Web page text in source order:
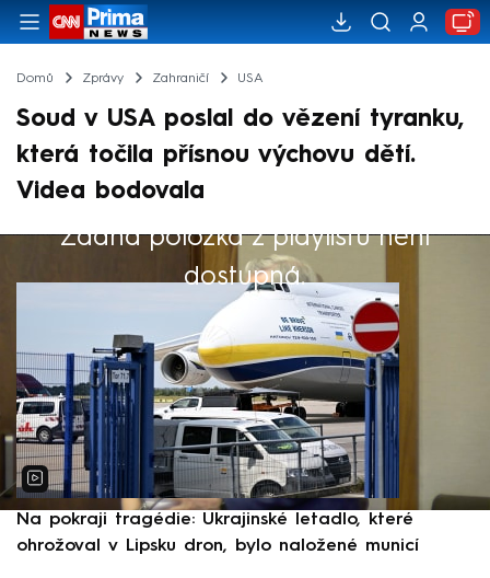
Domů Zprávy Zahraničí USA
Soud v USA poslal do vězení tyranku,
která točila přísnou výchovu dětí.
Videa bodovala
Žádná položka z playlistu není
dostupná.
Výběr redakce
Na pokraji tragédie: Ukrajinské letadlo, které
ohrožoval v Lipsku dron, bylo naložené municí